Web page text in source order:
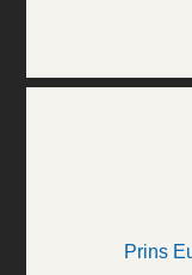
Prins